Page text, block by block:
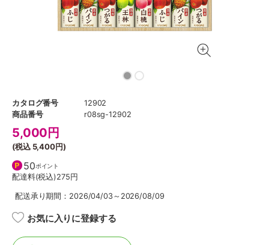
カタログ番号
12902
商品番号
r08sg-12902
5,000 円
(税込 5,400円)
50ポイント
配達料(税込)275円
配送承り期間：2026/04/03～2026/08/09
お気に入りに登録する